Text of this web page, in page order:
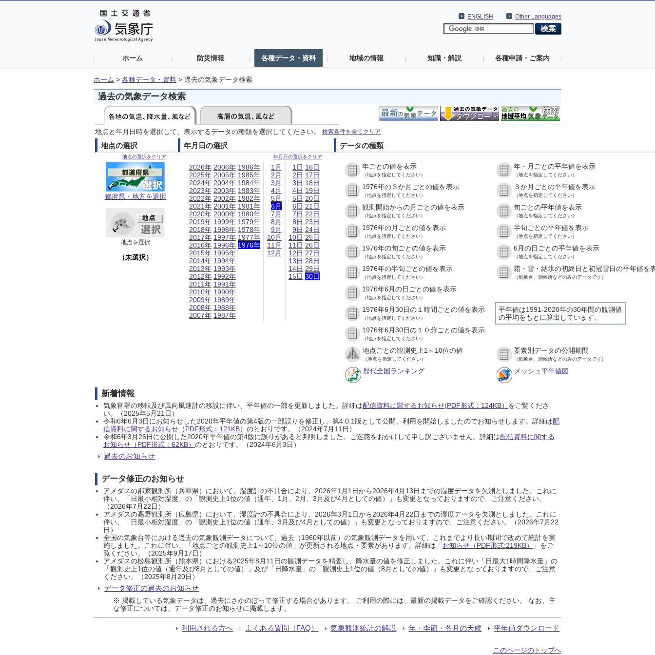
Other Languages
ENGLISH
ホーム 防災情報 各種データ・資料 地域の情報 知識・解説 各種申請・ご案内
ホーム > 各種データ・資料 > 過去の気象データ検索
過去の気象データ検索
地点と年月日時を選択して、表示するデータの種類を選択してください。 検索条件を全てクリア
地点の選択
地点の選択をクリア
都府県・地方を選択
地点を選択
（未選択）
年月日の選択
年月日の選択をクリア
2026年
2025年
2024年
2023年
2022年
2021年
2020年
2019年
2018年
2017年
2016年
2015年
2014年
2013年
2012年
2011年
2010年
2009年
2008年
2007年
2006年
2005年
2004年
2003年
2002年
2001年
2000年
1999年
1998年
1997年
1996年
1995年
1994年
1993年
1992年
1991年
1990年
1989年
1988年
1987年
1986年
1985年
1984年
1983年
1982年
1981年
1980年
1979年
1978年
1977年
1976年
1月
2月
3月
4月
5月
6月
7月
8月
9月
10月
11月
12月
1日
2日
3日
4日
5日
6日
7日
8日
9日
10日
11日
12日
13日
14日
15日
16日
17日
18日
19日
20日
21日
22日
23日
24日
25日
26日
27日
28日
29日
30日
データの種類
年ごとの値を表示
（地点を指定してください）
年・月ごとの平年値を表示
（地点を指定してください）
1976年の３か月ごとの値を表示
（地点を指定してください）
３か月ごとの平年値を表示
（地点を指定してください）
観測開始からの月ごとの値を表示
（地点を指定してください）
旬ごとの平年値を表示
（地点を指定してください）
1976年の月ごとの値を表示
（地点を指定してください）
半旬ごとの平年値を表示
（地点を指定してください）
1976年の旬ごとの値を表示
（地点を指定してください）
6月の日ごとの平年値を表示
（地点を指定してください）
1976年の半旬ごとの値を表示
（地点を指定してください）
霜・雪・結氷の初終日と初冠雪日の平年値を
（気象台、測候所などのみのデータです）
1976年6月の日ごとの値を表示
（地点を指定してください）
平年値は1991-2020年の30年間の観測値
の平均をもとに算出しています。
1976年6月30日の１時間ごとの値を表示
（地点を指定してください）
1976年6月30日の１０分ごとの値を表示
（地点を指定してください）
地点ごとの観測史上1～10位の値
（地点を指定してください）
要素別データの公開期間
（気象台、測候所などのみのデータです）
歴代全国ランキング メッシュ平年値図
新着情報
気象官署の移転及び風向風速計の移設に伴い、平年値の一部を更新しました。詳細は配信資料に関するお知らせ(PDF形式：124KB） をご覧くださ
い。（2025年5月21日）
令和6年6月3日にお知らせした2020年平年値の第4版の一部誤りを修正し、第4.0.1版として公開、利用を開始しましたのでお知らせします。詳細は配
信資料に関するお知らせ（PDF形式：121KB） のとおりです。（2024年7月11日）
令和6年3月26日に公開した2020年平年値の第4版に誤りがあると判明しました。ご迷惑をおかけして申し訳ございません。詳細は配信資料に関する
お知らせ（PDF形式：62KB） のとおりです。（2024年6月3日）
過去のお知らせ
データ修正のお知らせ
アメダスの郡家観測所（兵庫県）において、湿度計の不具合により、2026年1月1日から2026年4月13日までの湿度データを欠測としました。これに
伴い、「日最小相対湿度」の「観測史上1位の値（通年、1月、2月、3月及び4月としての値）」も変更となっておりますので、ご注意ください。
（2026年7月22日）
アメダスの高野観測所（広島県）において、湿度計の不具合により、2026年3月1日から2026年4月22日までの湿度データを欠測としました。これに
伴い、「日最小相対湿度」の「観測史上1位の値（通年、3月及び4月としての値）」も変更となっておりますので、ご注意ください。（2026年7月22
日）
全国の気象台等における過去の気象観測データについて、過去（1960年以前）の気象観測データを用いて、これまでより長い期間で改めて統計を実
施しました。これに伴い、「地点ごとの観測史上1～10位の値」が更新される地点・要素があります。詳細は「お知らせ（PDF形式:219KB）
」をご
覧ください。（2025年9月17日）
アメダスの松島観測所（熊本県）における2025年8月11日の観測データを精査し、降水量の値を修正しました。これに伴い「日最大1時間降水量」の
「観測史上1位の値（通年及び8月としての値）」及び「日降水量」の「観測史上1位の値（8月としての値）」も変更となっておりますので、ご注意
ください。（2025年8月20日）
データ修正の過去のお知らせ
※ 掲載している気象データは、過去にさかのぼって修正する場合があります。 ご利用の際には、最新の掲載データをご確認ください。 なお、主
な修正については、データ修正のお知らせに掲載します。
利用される方へ よくある質問（FAQ） 気象観測統計の解説 年・季節・各月の天候 平年値ダウンロード
このページのトップへ